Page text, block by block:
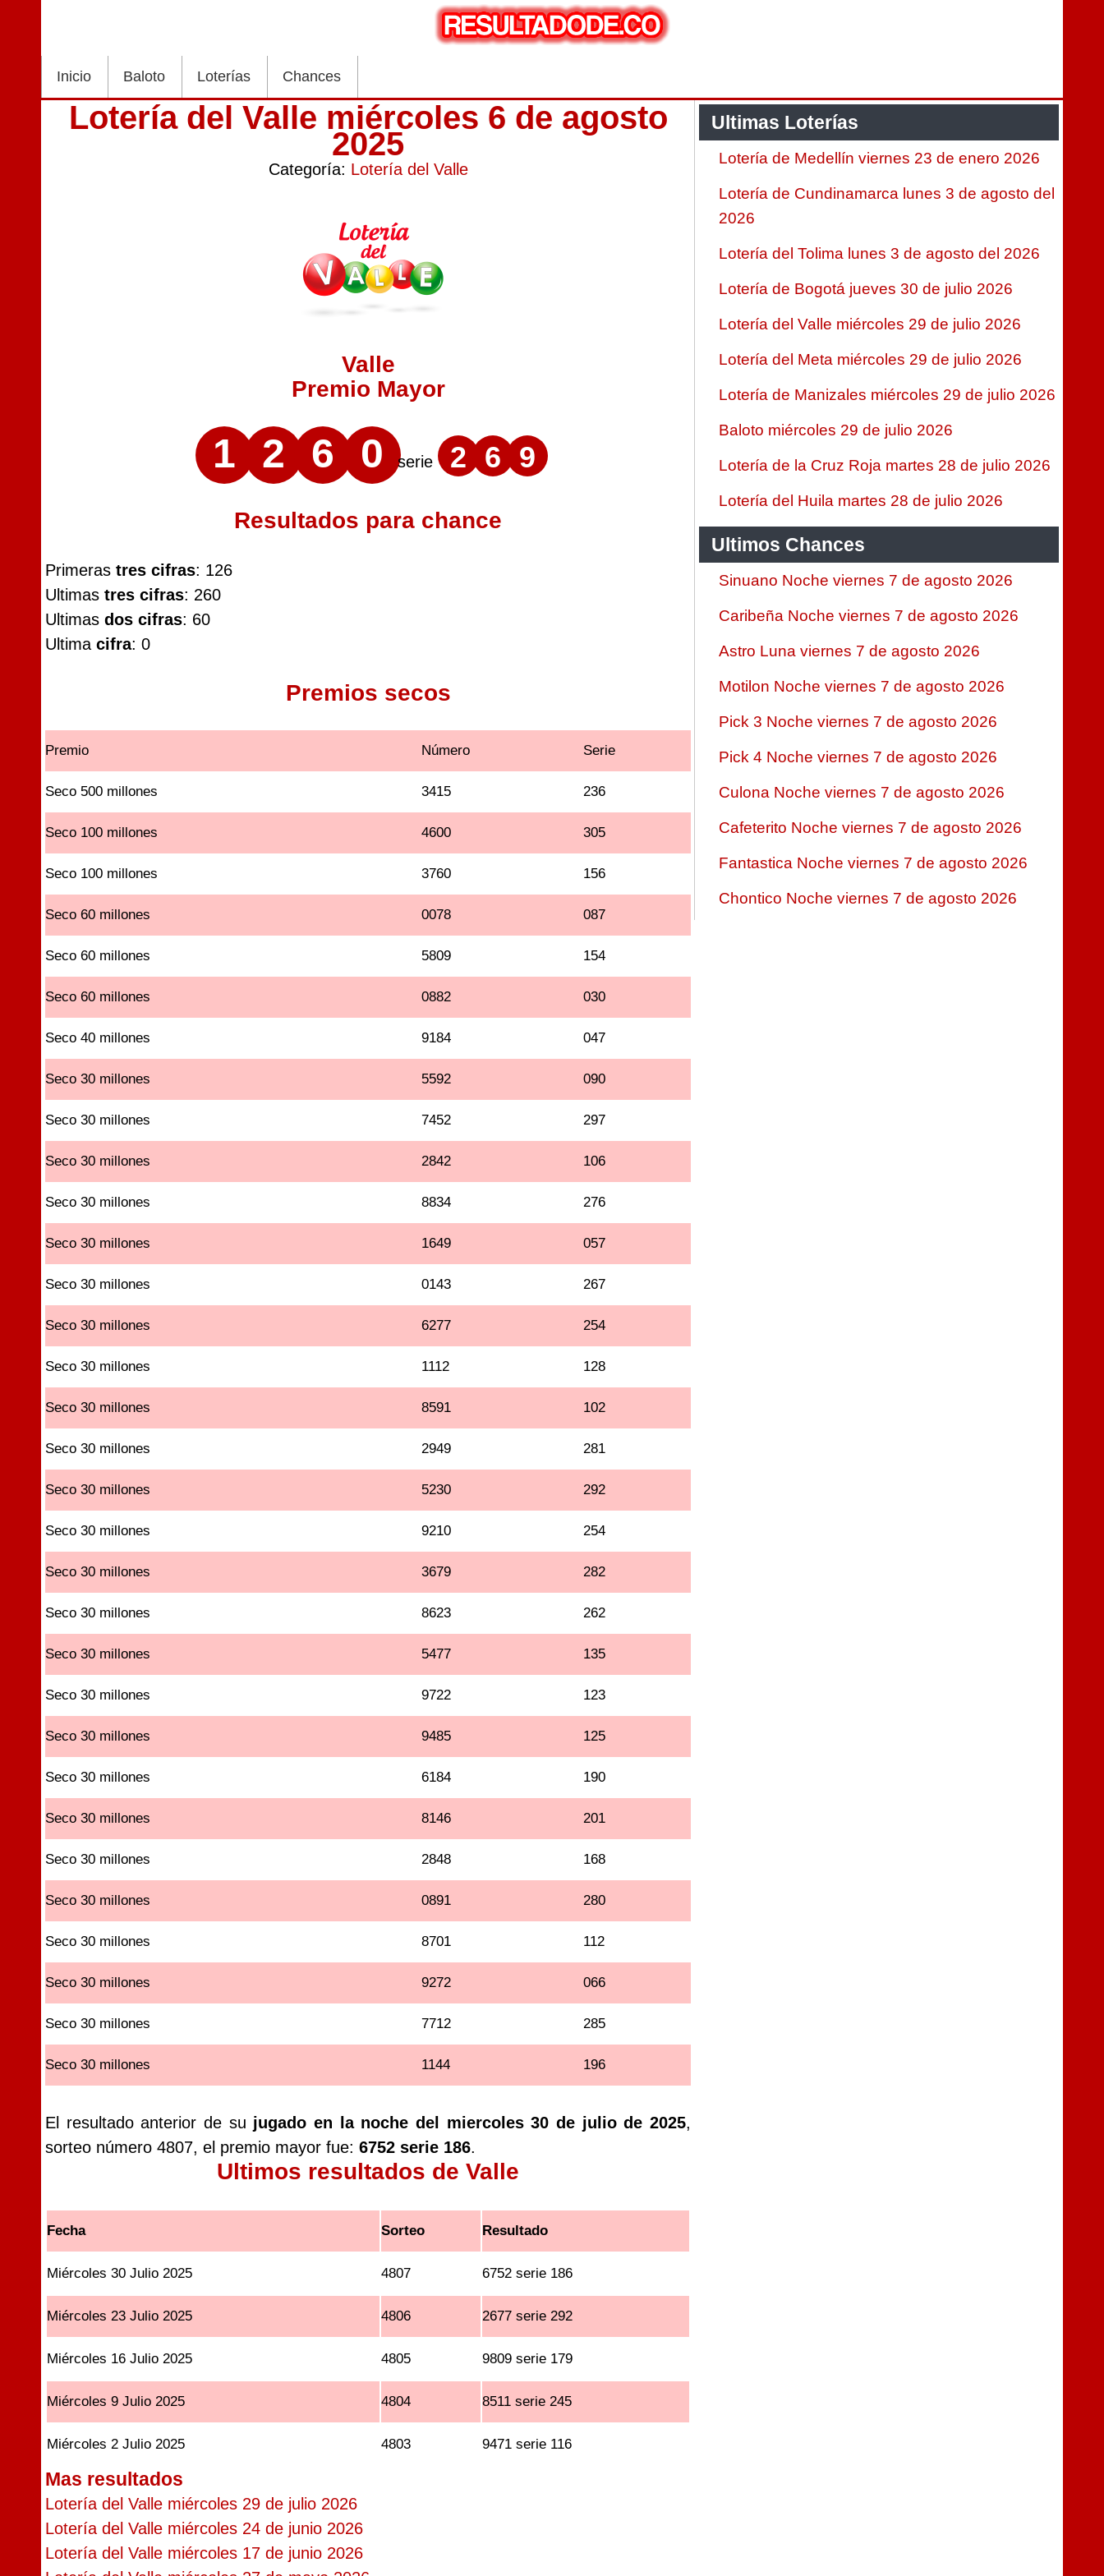
Inicio Baloto Loterías Chances
Lotería del Valle miércoles 6 de agosto
2025
Categoría: Lotería del Valle
Valle
Premio Mayor
1 2 6 0 serie 2 6 9
Resultados para chance
Primeras tres cifras: 126
Ultimas tres cifras: 260
Ultimas dos cifras: 60
Ultima cifra: 0
Premios secos
Premio Número Serie
Seco 500 millones 3415 236
Seco 100 millones 4600 305
Seco 100 millones 3760 156
Seco 60 millones 0078 087
Seco 60 millones 5809 154
Seco 60 millones 0882 030
Seco 40 millones 9184 047
Seco 30 millones 5592 090
Seco 30 millones 7452 297
Seco 30 millones 2842 106
Seco 30 millones 8834 276
Seco 30 millones 1649 057
Seco 30 millones 0143 267
Seco 30 millones 6277 254
Seco 30 millones 1112 128
Seco 30 millones 8591 102
Seco 30 millones 2949 281
Seco 30 millones 5230 292
Seco 30 millones 9210 254
Seco 30 millones 3679 282
Seco 30 millones 8623 262
Seco 30 millones 5477 135
Seco 30 millones 9722 123
Seco 30 millones 9485 125
Seco 30 millones 6184 190
Seco 30 millones 8146 201
Seco 30 millones 2848 168
Seco 30 millones 0891 280
Seco 30 millones 8701 112
Seco 30 millones 9272 066
Seco 30 millones 7712 285
Seco 30 millones 1144 196
El resultado anterior de su jugado en la noche del miercoles 30 de julio de 2025,
sorteo número 4807, el premio mayor fue: 6752 serie 186.
Ultimos resultados de Valle
Fecha Sorteo Resultado
Miércoles 30 Julio 2025 4807 6752 serie 186
Miércoles 23 Julio 2025 4806 2677 serie 292
Miércoles 16 Julio 2025 4805 9809 serie 179
Miércoles 9 Julio 2025 4804 8511 serie 245
Miércoles 2 Julio 2025 4803 9471 serie 116
Mas resultados
Lotería del Valle miércoles 29 de julio 2026
Lotería del Valle miércoles 24 de junio 2026
Lotería del Valle miércoles 17 de junio 2026
Ultimas Loterías
Lotería de Medellín viernes 23 de enero 2026
Lotería de Cundinamarca lunes 3 de agosto del
2026
Lotería del Tolima lunes 3 de agosto del 2026
Lotería de Bogotá jueves 30 de julio 2026
Lotería del Valle miércoles 29 de julio 2026
Lotería del Meta miércoles 29 de julio 2026
Lotería de Manizales miércoles 29 de julio 2026
Baloto miércoles 29 de julio 2026
Lotería de la Cruz Roja martes 28 de julio 2026
Lotería del Huila martes 28 de julio 2026
Ultimos Chances
Sinuano Noche viernes 7 de agosto 2026
Caribeña Noche viernes 7 de agosto 2026
Astro Luna viernes 7 de agosto 2026
Motilon Noche viernes 7 de agosto 2026
Pick 3 Noche viernes 7 de agosto 2026
Pick 4 Noche viernes 7 de agosto 2026
Culona Noche viernes 7 de agosto 2026
Cafeterito Noche viernes 7 de agosto 2026
Fantastica Noche viernes 7 de agosto 2026
Chontico Noche viernes 7 de agosto 2026